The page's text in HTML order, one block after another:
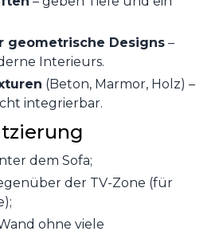
geometrische Designs –
Interieurs.
(Beton, Marmor, Holz) –
integrierbar.
dem Sofa;
der TV-Zone (für
ohne viele